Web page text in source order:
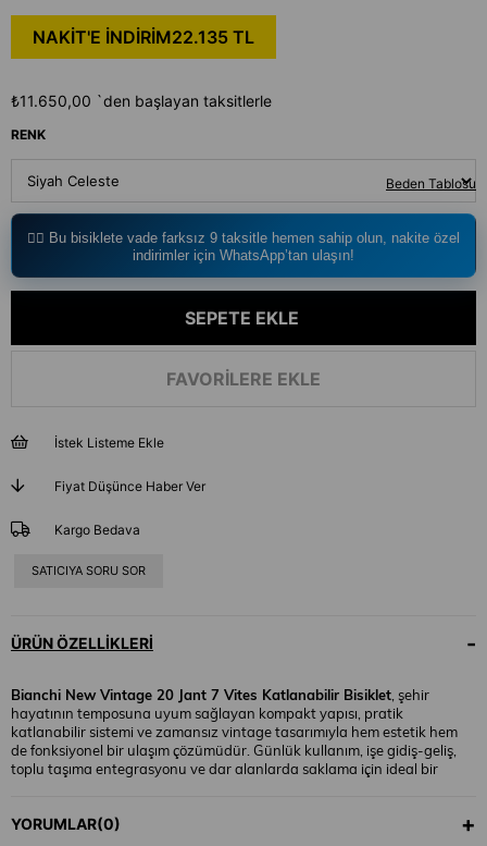
NAKİT'E İNDİRİM22.135 TL
₺11.650,00 `den başlayan taksitlerle
RENK
Beden Tablosu
🚴‍♂️ Bu bisiklete vade farksız 9 taksitle hemen sahip olun, nakite özel
indirimler için WhatsApp’tan ulaşın!
FAVORILERE EKLE
İstek Listeme Ekle
Fiyat Düşünce Haber Ver
Kargo Bedava
SATICIYA SORU SOR
ÜRÜN ÖZELLIKLERI
Bianchi New Vintage 20 Jant 7 Vites Katlanabilir Bisiklet , şehir
hayatının temposuna uyum sağlayan kompakt yapısı, pratik
katlanabilir sistemi ve zamansız vintage tasarımıyla hem estetik hem
de fonksiyonel bir ulaşım çözümüdür. Günlük kullanım, işe gidiş-geliş,
toplu taşıma entegrasyonu ve dar alanlarda saklama için ideal bir
YORUMLAR(0)